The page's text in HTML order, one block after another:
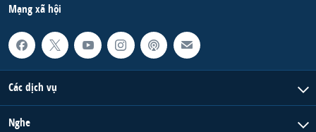
Mạng xã hội
Các dịch vụ
Nghe